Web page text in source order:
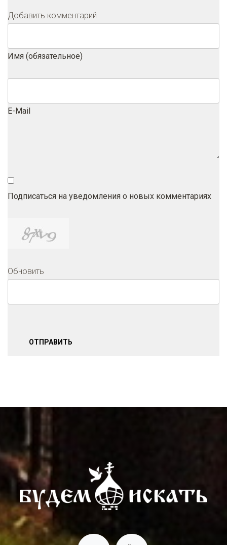
Добавить комментарий
Имя (обязательное)
E-Mail
Подписаться на уведомления о новых комментариях
Обновить
ОТПРАВИТЬ